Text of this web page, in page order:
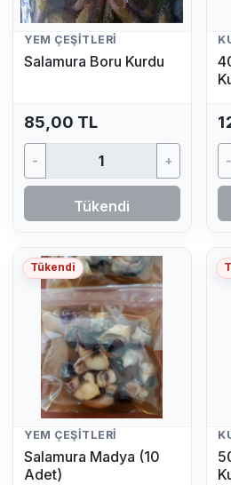
YEM ÇEŞITLERI
Salamura Boru Kurdu
85,00 TL
- +
Tükendi
-
Tükendi
YEM ÇEŞITLERI
Salamura Madya (10
Adet)